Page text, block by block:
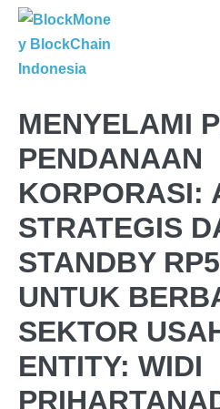
MENYELAMI
PENDANAAN
KORPORASI:
STRATEGIS
STANDBY
UNTUK
SEKTOR
ENTITY: WIDI